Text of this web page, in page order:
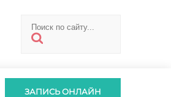
ЗАПИСЬ ОНЛАЙН